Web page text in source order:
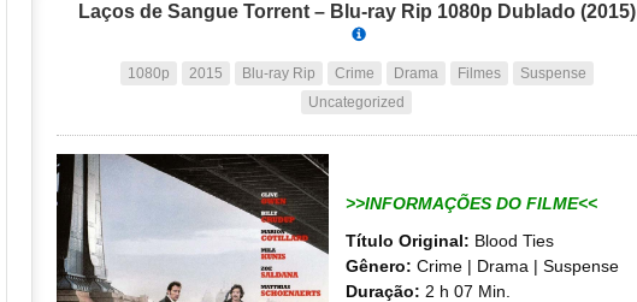
Laços de Sangue Torrent – Blu-ray Rip 1080p Dublado (2015)
1080p 2015 Blu-ray Rip Crime Drama Filmes
Suspense
Uncategorized
>>INFORMAÇÕES DO FILME<<
Título Original: Blood Ties
Gênero: Crime | Drama | Suspense
Duração: 2 h 07 Min.